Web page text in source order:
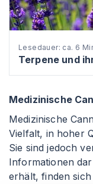
Lesedauer: ca. 6
Terpene und
Medizinische
Medizinische
Vielfalt, in hoher
Sie sind jedoch
Informationen
erhält, finden